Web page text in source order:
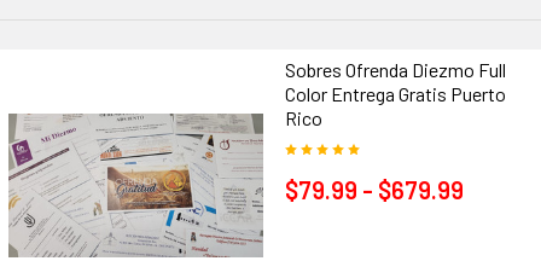
Sobres Ofrenda Diezmo Full
Color Entrega Gratis Puerto
Rico
$79.99 - $679.99